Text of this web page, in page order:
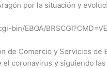
por la situación y
bin/EBOA/
de Comercio y Servicios
coronavirus y siguiendo